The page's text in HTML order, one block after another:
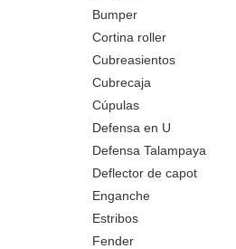
Bumper
Cortina roller
Cubreasientos
Cubrecaja
Cúpulas
Defensa en U
Defensa Talampaya
Deflector de capot
Enganche
Estribos
Fender